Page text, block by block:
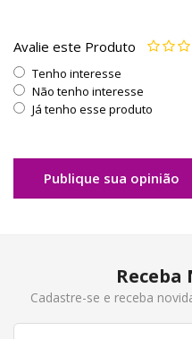
Avalie este Produto
Tenho interesse
Não tenho interesse
Já tenho esse produto
Publique sua opinião
Receba
Cadastre-se e receba